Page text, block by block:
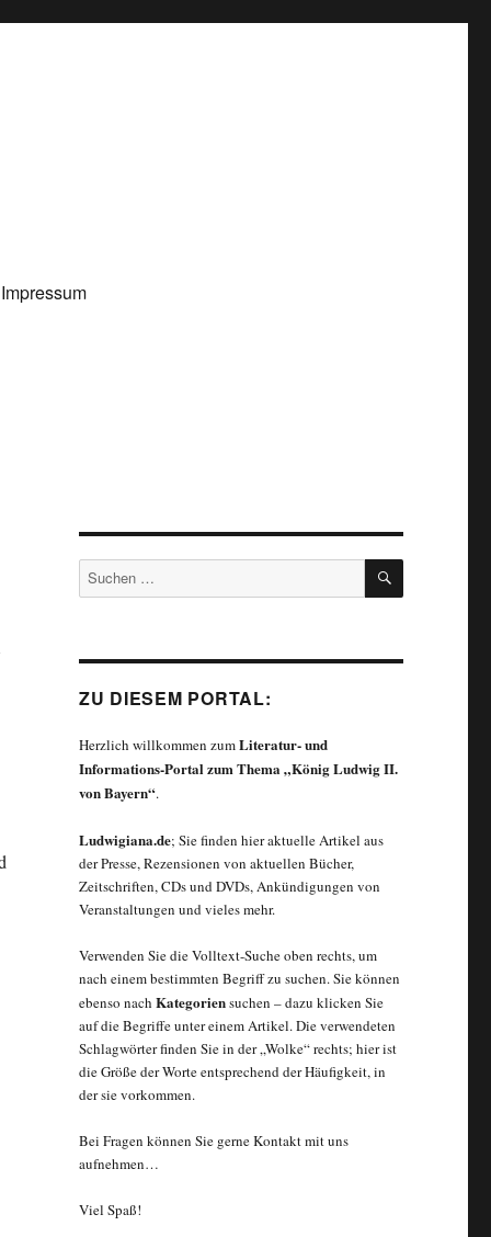
Impressum
Suchen
nach:
SUCHEN
ZU DIESEM PORTAL:
Herzlich willkommen zumLiteratur- und
Informations-Portal zum Thema „König Ludwig II.
von Bayern“.
Ludwigiana.de; Sie finden hier aktuelle Artikel aus
der Presse, Rezensionen von aktuellen Bücher,
Zeitschriften, CDs und DVDs, Ankündigungen von
Veranstaltungen und vieles mehr.
Verwenden Sie die Volltext-Suche oben rechts, um
nach einem bestimmten Begriff zu suchen. Sie können
ebenso nach Kategoriensuchen – dazu klicken Sie
auf die Begriffe unter einem Artikel. Die verwendeten
Schlagwörter finden Sie in der „Wolke“ rechts; hier ist
die Größe der Worte entsprechend der Häufigkeit, in
der sie vorkommen.
Bei Fragen können Sie gerne Kontakt mit uns
aufnehmen…
Viel Spaß!